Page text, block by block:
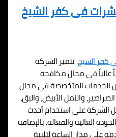
فى كفر الشيخ
كفر الشيخ. تتميز الشركة
عالياً في مجال مكافحة
الخدمات المتخصصة في مجال
والنمل الأبيض، والبق،
الشركة على استخدام أحدث
العالية والفعالة. بالإضافة